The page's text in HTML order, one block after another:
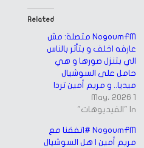
Related
NogoumFM متصلة: مش
عارفه اخلف و بتأثر بالناس
الي بتنزل صورها و هي
حامل على السوشيال
ميديا.. و مريم أمين ترد!
1 May، 2026
In "الفيديوهات"
NogoumFM #اتفقنا مع
مريم أمين | هل السوشيال